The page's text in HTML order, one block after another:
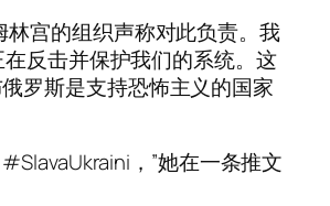
林宫的组织声称对此负责。我
在反击并保护我们的系统。这
罗斯是支持恐怖主义的国家
，”她在一条推文